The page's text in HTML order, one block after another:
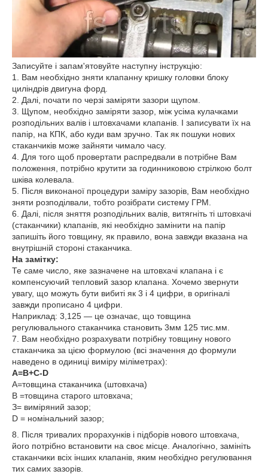
Записуйте і запам'ятовуйте наступну інструкцію:
1. Вам необхідно зняти клапанну кришку головки блоку
циліндрів двигуна форд.
2. Далі, почати по черзі заміряти зазори щупом.
3. Щупом, необхідно заміряти зазор, між усіма кулачками
розподільних валів і штовхачами клапанів. І записувати їх на
папір, на КПК, або куди вам зручно. Так як пошуки нових
стаканчиків може зайняти чимало часу.
4. Для того щоб провертати распредвали в потрібне Вам
положення, потрібно крутити за годинниковою стрілкою болт
шківа колевала.
5. Після виконаної процедури заміру зазорів, Вам необхідно
зняти розподілвали, тобто розібрати систему ГРМ.
6. Далі, після зняття розподільних валів, витягніть ті штовхачі
(стаканчики) клапанів, які необхідно замінити на папір
запишіть його товщину, як правило, вона завжди вказана на
внутрішній стороні стаканчика.
На замітку:
Те саме число, яке зазначене на штовхачі клапана і є
компенсуючий тепловий зазор клапана. Хочемо звернути
увагу, що можуть бути вибиті як 3 і 4 цифри, в оригіналі
завжди прописано 4 цифри.
Наприклад: 3,125 ― це означає, що товщина
регулювального стаканчика становить 3мм 125 тис.мм.
7. Вам необхідно розрахувати потрібну товщину нового
стаканчика за цією формулою (всі значення до формули
наведено в одиниці виміру міліметрах):
A=B+C-D
А=товщина стаканчика (штовхача)
B =товщина старого штовхача;
З= виміряний зазор;
D = номінальний зазор;
8. Після тривалих прорахунків і підборів нового штовхача,
його потрібно встановити на своє місце. Аналогічно, замініть
стаканчики всіх інших клапанів, яким необхідно регулювання
тих самих зазорів.